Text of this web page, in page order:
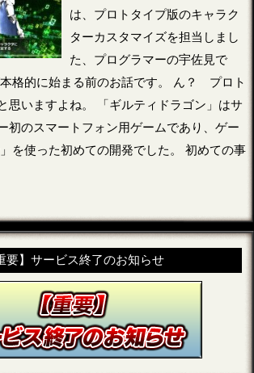
は、プロトタイプ版のキャラク
ターカスタマイズを担当しまし
た、プログラマーの宇佐見で
格的に始まる前のお話です。 ん？ プロト
思いますよね。 「ギルティドラゴン」はサ
初のスマートフォン用ゲームであり、ゲー
を使った初めての開発でした。 初めての事
要】サービス終了のお知らせ